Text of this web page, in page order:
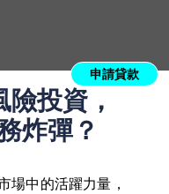
申請貸款
投資，
炸彈？
場中的活躍力量，